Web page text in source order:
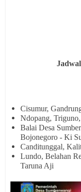
Cisumur,
Ndopang,
Balai Desa
Bojonegoro - Ki
Canditunggal,
Lundo, Belahan
Taruna Aji